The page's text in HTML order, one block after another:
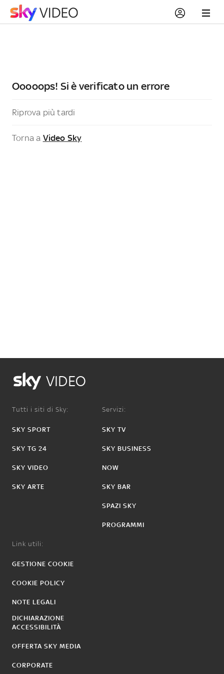
Ooooops! Si è verificato un errore
Riprova più tardi
Torna a Video Sky
VIDEO
Tutti i siti di Sky:
SKY SPORT
SKY TG 24
SKY VIDEO
SKY ARTE
Servizi:
SKY TV
SKY BUSINESS
NOW
SKY BAR
SPAZI SKY
PROGRAMMI
Link utili:
GESTIONE COOKIE
COOKIE POLICY
NOTE LEGALI
DICHIARAZIONE
ACCESSIBILITÀ
OFFERTA SKY MEDIA
CORPORATE